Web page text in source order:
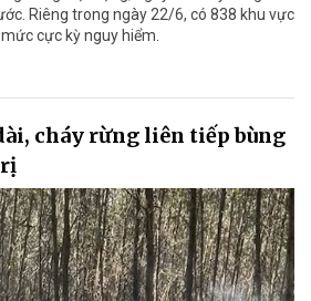
Riêng trong ngày 22/6, có 838 khu vực
cực kỳ nguy hiểm.
cháy rừng liên tiếp bùng